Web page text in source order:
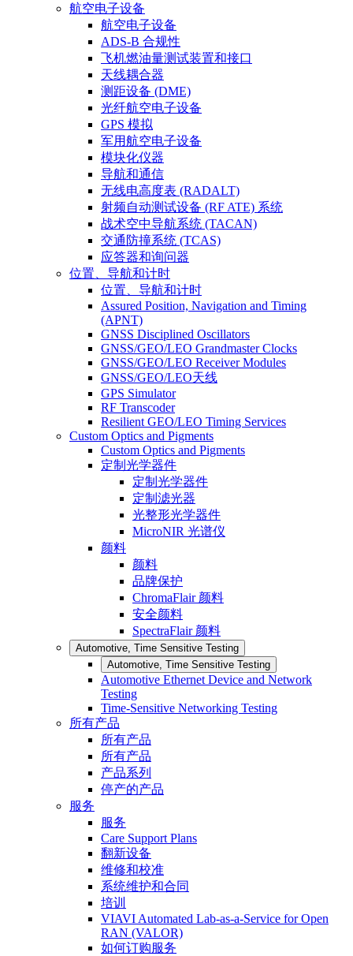
航空电子设备
航空电子设备
ADS-B 合规性
飞机燃油量测试装置和接口
天线耦合器
测距设备 (DME)
光纤航空电子设备
GPS 模拟
军用航空电子设备
模块化仪器
导航和通信
无线电高度表 (RADALT)
射频自动测试设备 (RF ATE) 系统
战术空中导航系统 (TACAN)
交通防撞系统 (TCAS)
应答器和询问器
位置、导航和计时
位置、导航和计时
Assured Position, Navigation and Timing
(APNT)
GNSS Disciplined Oscillators
GNSS/GEO/LEO Grandmaster Clocks
GNSS/GEO/LEO Receiver Modules
GNSS/GEO/LEO天线
GPS Simulator
RF Transcoder
Resilient GEO/LEO Timing Services
Custom Optics and Pigments
Custom Optics and Pigments
定制光学器件
定制光学器件
定制滤光器
光整形光学器件
MicroNIR 光谱仪
颜料
颜料
品牌保护
ChromaFlair 颜料
安全颜料
SpectraFlair 颜料
Automotive, Time Sensitive Testing
Automotive, Time Sensitive Testing
Automotive Ethernet Device and Network
Testing
Time-Sensitive Networking Testing
所有产品
所有产品
所有产品
产品系列
停产的产品
服务
服务
Care Support Plans
翻新设备
维修和校准
系统维护和合同
培训
VIAVI Automated Lab-as-a-Service for Open
RAN (VALOR)
如何订购服务